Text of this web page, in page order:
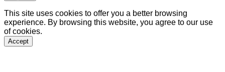
This site uses cookies to offer you a better browsing
experience. By browsing this website, you agree to our use
of cookies.
Accept